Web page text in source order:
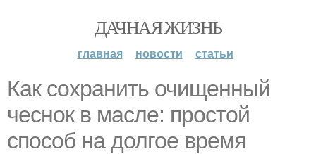
ДАЧНАЯ ЖИЗНЬ
главная новости статьи
Как сохранить очищенный
чеснок в масле: простой
способ на долгое время